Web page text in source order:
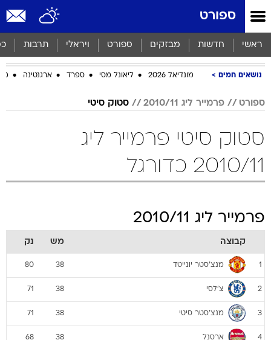
ספורט
ראשי חדשות מבזקים ספורט ויראלי תרבות
נושאים חמים מונדיאל 2026 ליאונל מסי ספרד ארגנטינה
ספורט פרמייר ליג 2010/11 סטוק סיטי
סטוק סיטי פרמייר ליג
2010/11 כדורגל
פרמייר ליג 2010/11
קבוצה מש נק
1 מנצ'סטר יונייטד 38
80
2 צ'לסי 38
71
3 מנצ'סטר סיטי 38
71
4 ארסנל 38
68